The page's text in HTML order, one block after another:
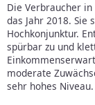
Die Verbraucher
das Jahr 2018.
Hochkonjunktur.
spürbar zu und
moderate
sehr hohes Niveau.